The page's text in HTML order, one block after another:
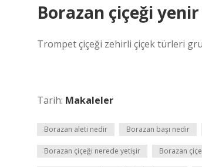
Borazan çiçeği
Trompet çiçeği zehirli çiçek türleri
Tarih: Makaleler
Borazan aleti nedir Borazan başı nedir
Borazan çiçeği nerede yetişir Borazan